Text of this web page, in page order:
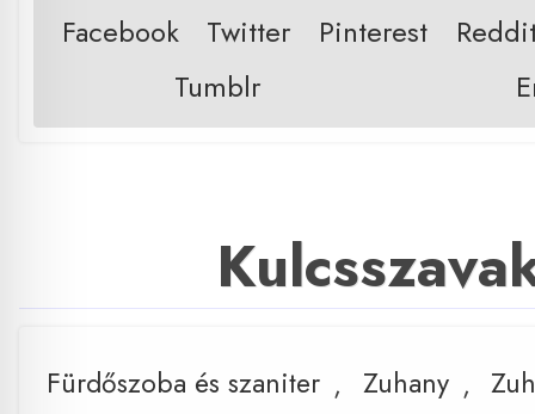
Facebook Twitter Pinterest
Tumblr
Fürdőszoba és szaniter , Zuhany ,